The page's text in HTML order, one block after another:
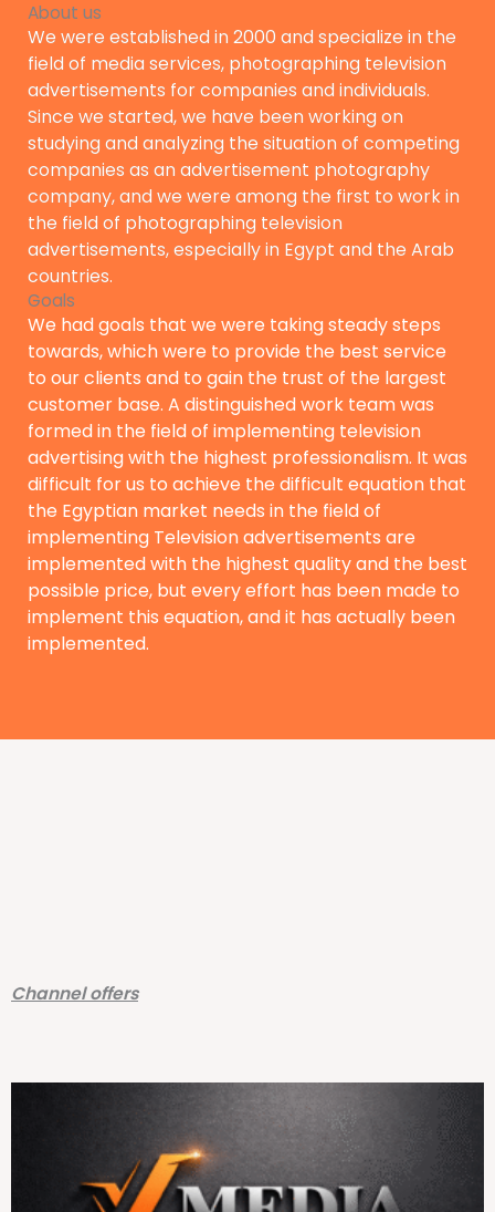
About us
We were established in 2000 and specialize in the
field of media services, photographing television
advertisements for companies and individuals.
Since we started, we have been working on
studying and analyzing the situation of competing
companies as an advertisement photography
company, and we were among the first to work in
the field of photographing television
advertisements, especially in Egypt and the Arab
countries.
Goals
We had goals that we were taking steady steps
towards, which were to provide the best service
to our clients and to gain the trust of the largest
customer base. A distinguished work team was
formed in the field of implementing television
advertising with the highest professionalism. It was
difficult for us to achieve the difficult equation that
the Egyptian market needs in the field of
implementing Television advertisements are
implemented with the highest quality and the best
possible price, but every effort has been made to
implement this equation, and it has actually been
implemented.
Channel offers